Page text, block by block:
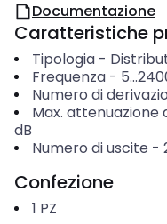
Documentazione
Caratteristiche
Tipologia-
Frequenza-
Numero di
Max.
dB
Numero di uscite -
Confezione
1 PZ